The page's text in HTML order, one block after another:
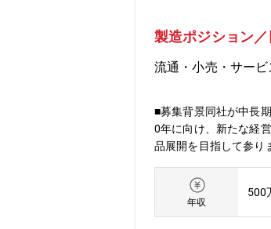
製造ポジション
流通・小売・サービ
■募集背景同社が中長
0年に向け、新たな経
品展開を目指して参り
する現場改善計画立
の業務経験をお持ち
年収
500